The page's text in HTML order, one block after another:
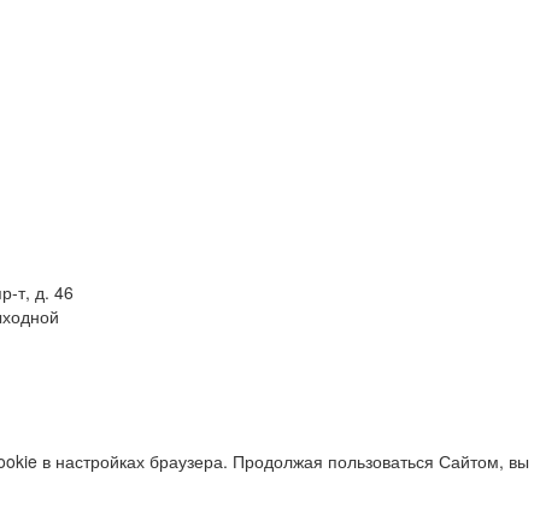
т, д. 46
в настройках браузера. Продолжая пользоваться Сайтом, вы